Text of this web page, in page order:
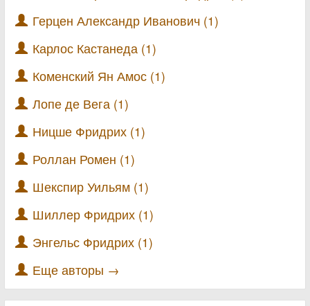
Герцен Александр Иванович (1)
Карлос Кастанеда (1)
Коменский Ян Амос (1)
Лопе де Вега (1)
Ницше Фридрих (1)
Роллан Ромен (1)
Шекспир Уильям (1)
Шиллер Фридрих (1)
Энгельс Фридрих (1)
Еще авторы →